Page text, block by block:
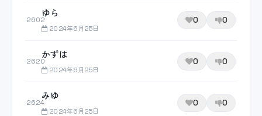
2602
ゆら
2024年6月25日
0 0
2620
かずは
2024年6月25日
0 0
2624
みゆ
2024年6月25日
0 0